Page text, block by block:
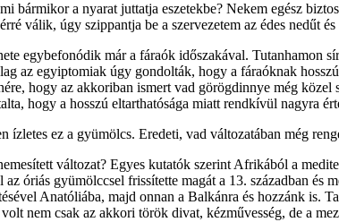
bármikor a nyarat juttatja eszetekbe? Nekem egész
válik, úgy szippantja be a szervezetem az édes nedűt
egybefonódik már a fáraók időszakával. Tutanhamon
az egyiptomiak úgy gondolták, hogy a fáraóknak
hogy az akkoriban ismert vad görögdinnye még
hogy a hosszú eltarthatósága miatt rendkívül nagyra
ez a gyümölcs. Eredeti, vad változatában még
változat? Egyes kutatók szerint Afrikából a
óriás gyümölccsel frissítette magát a 13. században
Anatóliába, majd onnan a Balkánra és hozzánk is.
nem csak az akkori török divat, kézművesség, de a